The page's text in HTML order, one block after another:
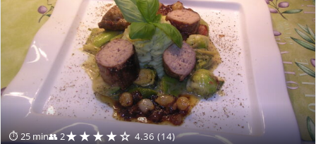
⏱ 25 min👥 2★★★★☆ 4.36 (14)